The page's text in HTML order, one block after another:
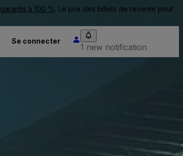
garantis à 100 %. Le prix des billets de revente peut
Se connecter
1 new notification